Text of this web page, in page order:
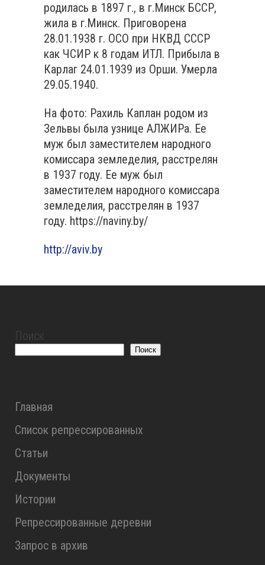
родилась в 1897 г., в г.Минск БССР,
жила в г.Минск. Приговорена
28.01.1938 г. ОСО при НКВД СССР
как ЧСИР к 8 годам ИТЛ. Прибыла в
Карлаг 24.01.1939 из Орши. Умерла
29.05.1940.
На фото: Рахиль Каплан родом из
Зельвы была узнице АЛЖИРа. Ее
муж был заместителем народного
комиссара земледелия, расстрелян
в 1937 году. Ее муж был
заместителем народного комиссара
земледелия, расстрелян в 1937
году. https://naviny.by/
http://aviv.by
Поиск
Главная
Список репрессированных
Статьи
Документы
Истории
Репрессированные деревни
Запрос в архив